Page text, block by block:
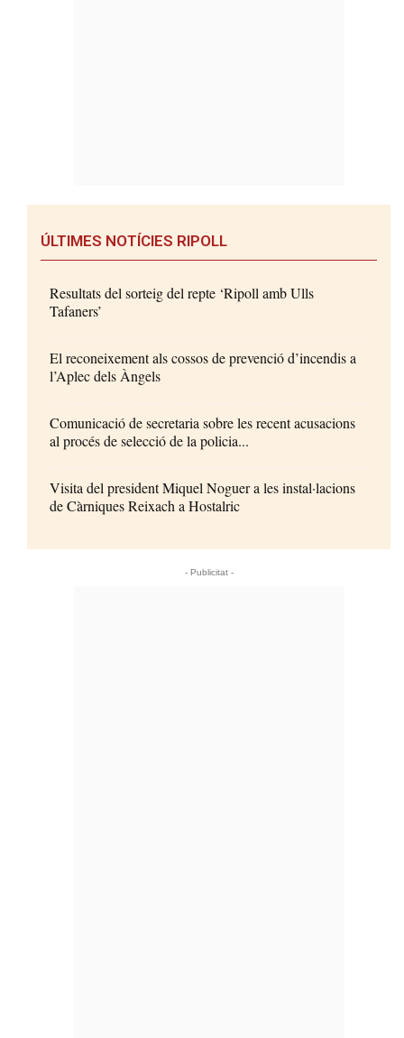
ÚLTIMES NOTÍCIES RIPOLL
Resultats del sorteig del repte ‘Ripoll amb Ulls
Tafaners’
El reconeixement als cossos de prevenció d’incendis a
l’Aplec dels Àngels
Comunicació de secretaria sobre les recent acusacions
al procés de selecció de la policia...
Visita del president Miquel Noguer a les instal·lacions
de Càrniques Reixach a Hostalric
- Publicitat -